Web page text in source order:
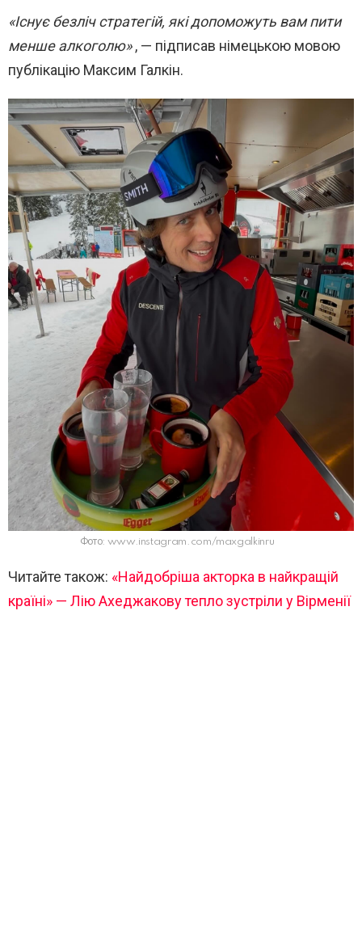
«Існує безліч стратегій, які допоможуть вам пити
менше алкоголю», — підписав німецькою мовою
публікацію Максим Галкін.
Фото: www.instagram.com/maxgalkinru
Читайте також: «Найдобріша акторка в найкращій
країні» — Лію Ахеджакову тепло зустріли у Вірменії